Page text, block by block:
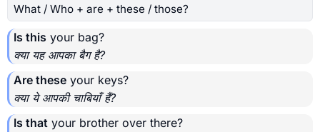
What / Who + are + these / those?
Is this your bag?
क्या यह आपका बैग है?
Are these your keys?
क्या ये आपकी चाबियाँ हैं?
Is that your brother over there?